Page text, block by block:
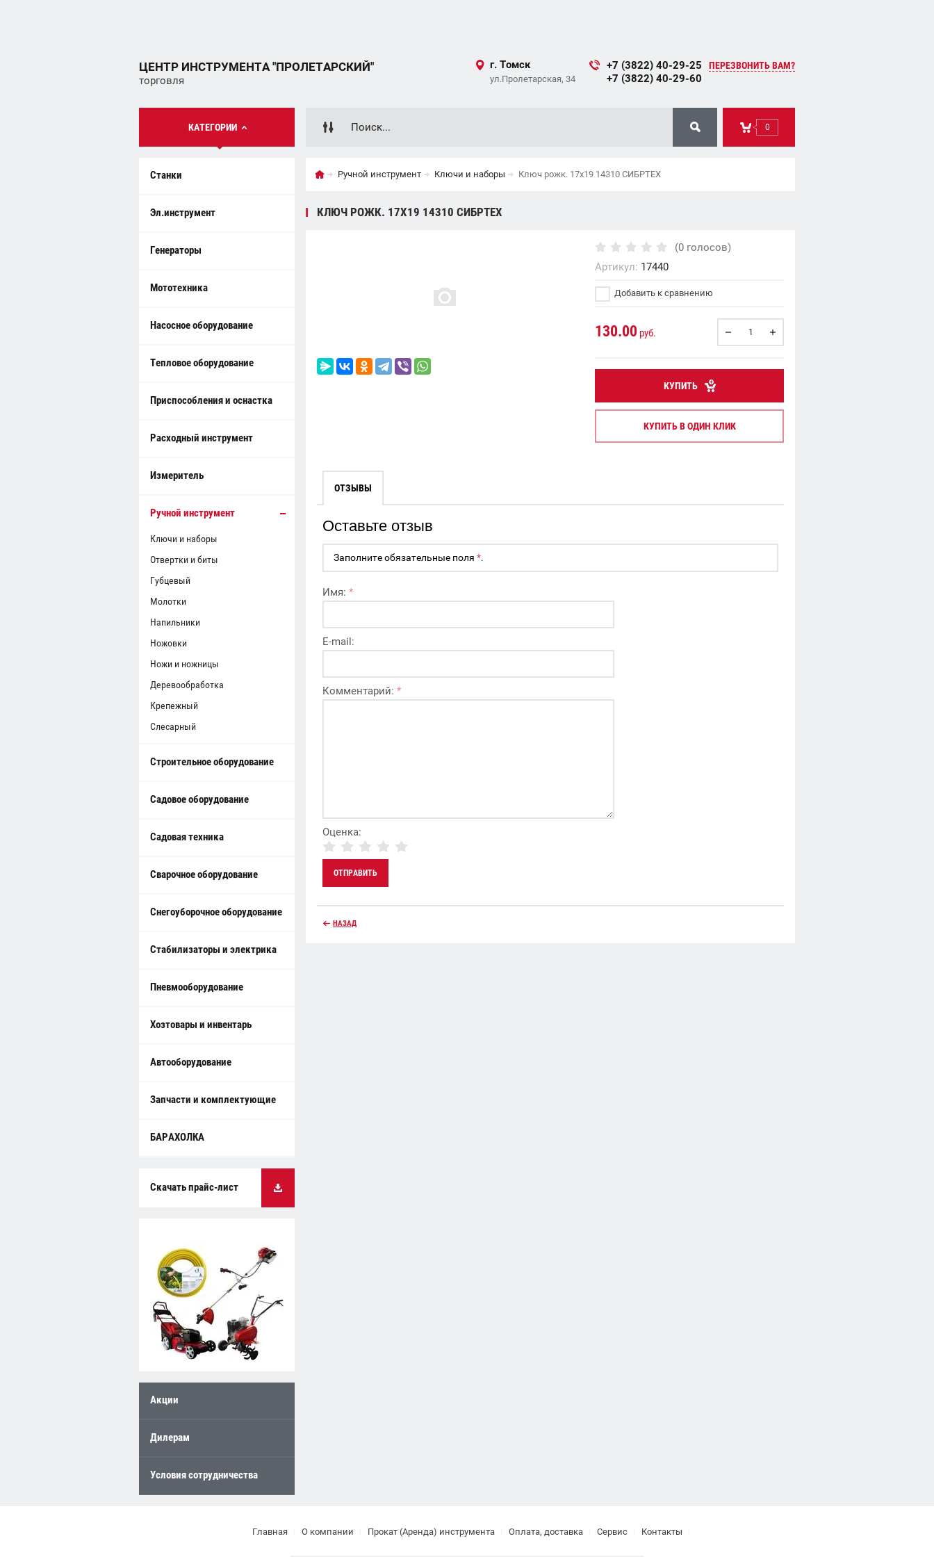
ЦЕНТР ИНСТРУМЕНТА "ПРОЛЕТАРСКИЙ"
торговля
г. Томск
ул.Пролетарская, 34
+7 (3822) 40-29-25
+7 (3822) 40-29-60
ПЕРЕЗВОНИТЬ ВАМ?
КАТЕГОРИИ 0
Станки
Эл.инструмент
Генераторы
Мототехника
Насосное оборудование
Тепловое оборудование
Приспособления и оснастка
Расходный инструмент
Измеритель
Ручной инструмент
Ключи и наборы
Отвертки и биты
Губцевый
Молотки
Напильники
Ножовки
Ножи и ножницы
Деревообработка
Крепежный
Слесарный
Строительное оборудование
Садовое оборудование
Садовая техника
Сварочное оборудование
Снегоуборочное оборудование
Стабилизаторы и электрика
Пневмооборудование
Хозтовары и инвентарь
Автооборудование
Запчасти и комплектующие
БАРАХОЛКА
Скачать прайс-лист
Акции
Дилерам
Условия сотрудничества
Ручной инструмент Ключи и наборы Ключ рожк. 17х19 14310 СИБРТЕХ
КЛЮЧ РОЖК. 17Х19 14310 СИБРТЕХ
(0 голосов)
Артикул: 17440
Добавить к сравнению
130.00 руб.
КУПИТЬ
КУПИТЬ В ОДИН КЛИК
ОТЗЫВЫ
Оставьте отзыв
Заполните обязательные поля *.
Имя: *
E-mail:
Комментарий: *
Оценка:
НАЗАД
Главная О компании Прокат (Аренда) инструмента Оплата, доставка Сервис Контакты